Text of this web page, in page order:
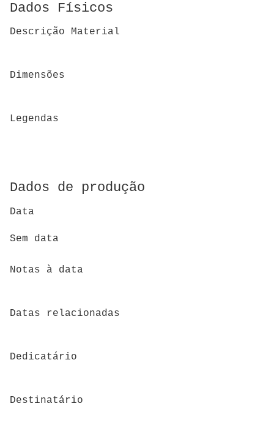
Dados Físicos
Descrição Material
Dimensões
Legendas
Dados de produção
Data
Sem data
Notas à data
Datas relacionadas
Dedicatário
Destinatário